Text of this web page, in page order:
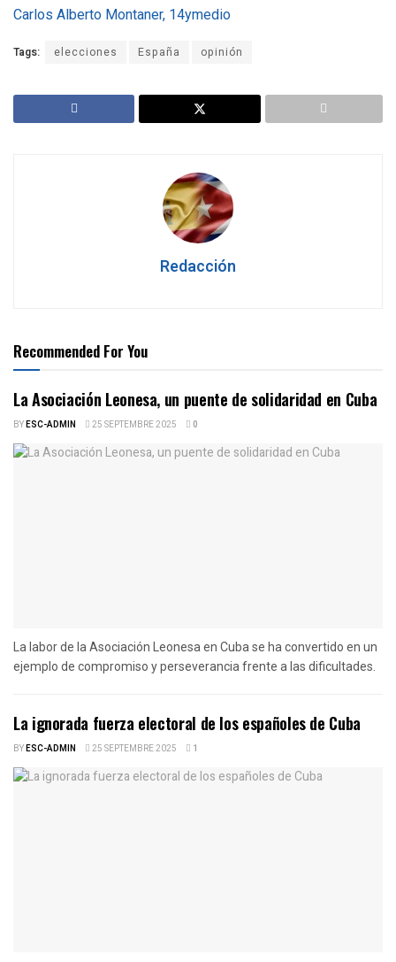
Carlos Alberto Montaner, 14ymedio
Tags: elecciones España opinión
Redacción
Recommended For You
La Asociación Leonesa, un puente de solidaridad en Cuba
BYESC-ADMIN 25 SEPTEMBRE 2025 0
La labor de la Asociación Leonesa en Cuba se ha convertido en un
ejemplo de compromiso y perseverancia frente a las dificultades.
La ignorada fuerza electoral de los españoles de Cuba
BYESC-ADMIN 25 SEPTEMBRE 2025 1